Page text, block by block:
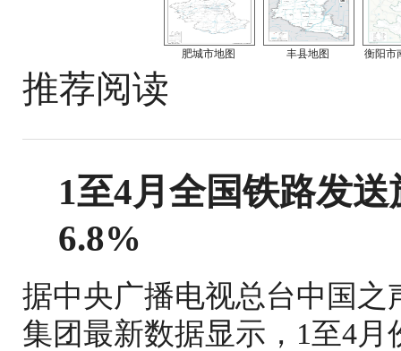
肥城市地图 丰县地图 衡阳市
推荐阅读
1至4月全国铁路发
6.8%
据中央广播电视总台中国
集团最新数据显示，1至4月